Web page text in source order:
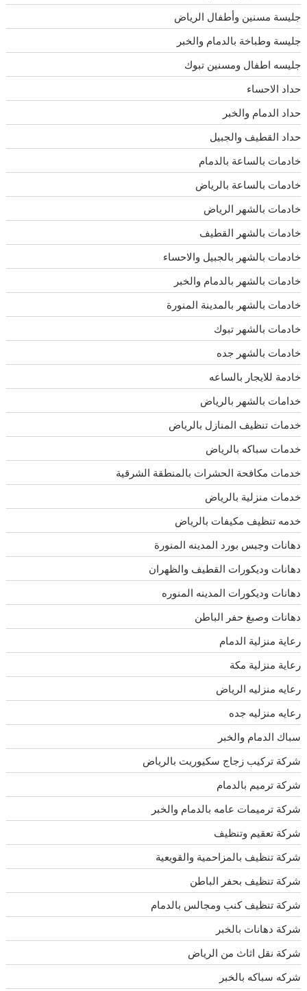
جليسة مسنين وأطفال الرياض
جليسة وطباخة بالدمام والخبر
جليسه اطفال ومسنين تبوك
حداد الاحساء
حداد الدمام والخبر
حداد القطيف والجبيل
خادمات بالساعة بالدمام
خادمات بالساعة بالرياض
خادمات بالشهر الرياض
خادمات بالشهر القطيف
خادمات بالشهر بالجبيل والاحساء
خادمات بالشهر بالدمام والخبر
خادمات بالشهر بالمدينة المنورة
خادمات بالشهر تبوك
خادمات بالشهر جده
خادمة للايجار بالساعه
خدامات بالشهر بالرياض
خدمات تنظيف المنازل بالرياض
خدمات سباكه بالرياض
خدمات مكافحة الحشرات بالمنطقة الشرقية
خدمات منزلية بالرياض
خدمه تنظيف مكيفات بالرياض
دهانات وجبس بورد المدينه المنورة
دهانات وديكورات القطيف والظهران
دهانات وديكورات المدينه المنوره
دهانات وصبغ حفر الباطن
رعاية منزلية الدمام
رعاية منزلية مكة
رعايه منزليه الرياض
رعايه منزليه جده
سباك الدمام والخبر
شركة تركيب زجاج سكيوريت بالرياض
شركة ترميم بالدمام
شركة ترميمات عامه بالدمام والخبر
شركة تعقيم وتنظيف
شركة تنظيف بالمزاحمية والقويعية
شركة تنظيف بحفر الباطن
شركة تنظيف كنب ومجالس بالدمام
شركة دهانات بالخبر
شركة نقل اثاث من الرياض
شركه سباكه بالخبر